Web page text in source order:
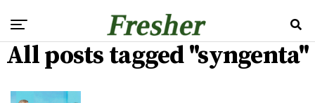
All posts tagged "syngenta"